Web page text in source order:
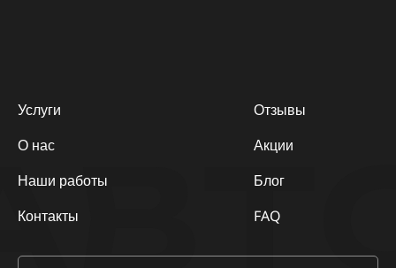
Услуги
О нас
Наши работы
Контакты
Отзывы
Акции
Блог
FAQ